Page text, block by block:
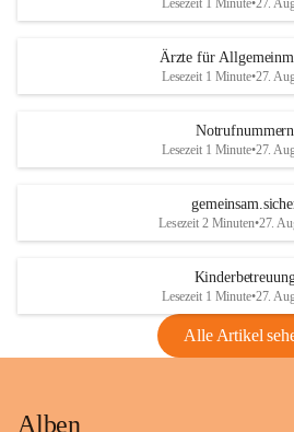
Lesezeit 1 Minute•27.
Ärzte für
Lesezeit 1 Minute•27.
Notrufnummern
Lesezeit 1 Minute•27.
Lesezeit 2 Minuten•27.
Kinderbetreuung
Lesezeit 1 Minute•27.
Alle Artikel
Alben